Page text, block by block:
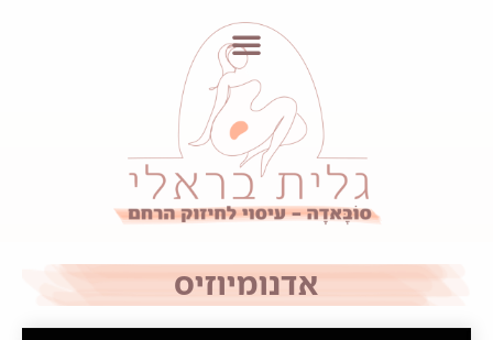
אדנומיוזיס